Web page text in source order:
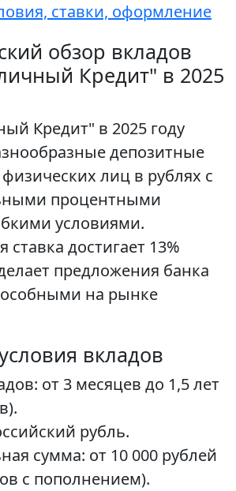
ставки, оформление
обзор вкладов
Кредит" в 2025
Кредит" в 2025 году
депозитные
лиц в рублях с
процентными
условиями.
достигает 13%
предложения банка
на рынке
вкладов
от 3 месяцев до 1,5 лет
рубль.
сумма: от 10 000 рублей
с пополнением).